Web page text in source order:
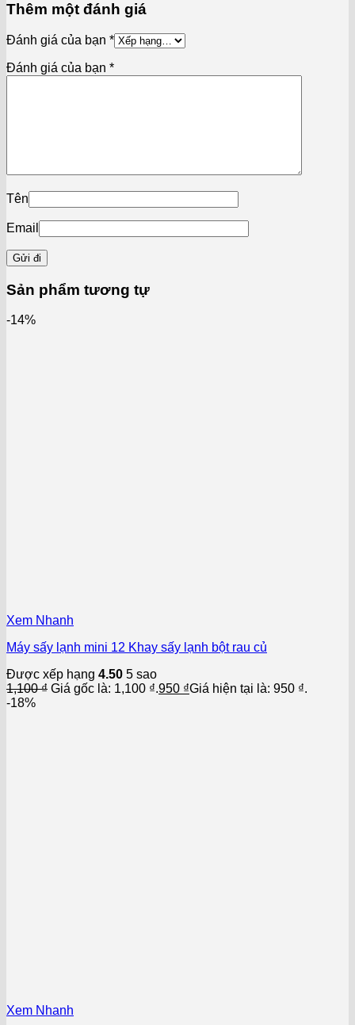
Thêm một đánh giá
Đánh giá của bạn *
Đánh giá của bạn *
Tên
Email
Sản phẩm tương tự
-14%
Xem Nhanh
Máy sấy lạnh mini 12 Khay sấy lạnh bột rau củ
Được xếp hạng 4.50 5 sao
1,100₫ Giá gốc là: 1,100 ₫.950 ₫Giá hiện tại là: 950 ₫.
-18%
Xem Nhanh